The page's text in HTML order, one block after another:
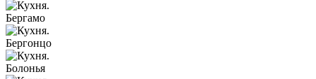
Бергамо
Бергонцо
Болонья